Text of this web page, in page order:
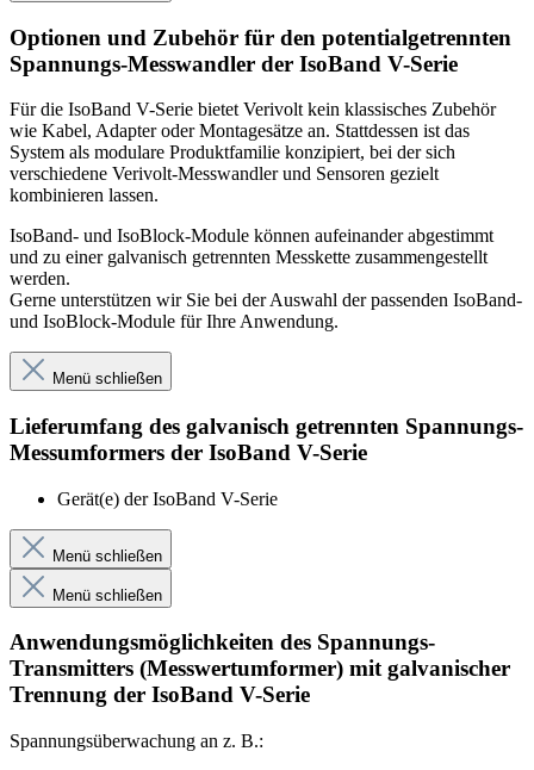
Optionen und Zubehör für den potentialgetrennten
Spannungs-Messwandler der IsoBand V-Serie
Für die IsoBand V-Serie bietet Verivolt kein klassisches Zubehör
wie Kabel, Adapter oder Montagesätze an. Stattdessen ist das
System als modulare Produktfamilie konzipiert, bei der sich
verschiedene Verivolt-Messwandler und Sensoren gezielt
kombinieren lassen.
IsoBand- und IsoBlock-Module können aufeinander abgestimmt
und zu einer galvanisch getrennten Messkette zusammengestellt
werden.
Gerne unterstützen wir Sie bei der Auswahl der passenden IsoBand-
und IsoBlock-Module für Ihre Anwendung.
Menü schließen
Lieferumfang des galvanisch getrennten Spannungs-
Messumformers der IsoBand V-Serie
Gerät(e) der IsoBand V-Serie
Menü schließen
Menü schließen
Anwendungsmöglichkeiten des Spannungs-
Transmitters (Messwertumformer) mit galvanischer
Trennung der IsoBand V-Serie
Spannungsüberwachung an z. B.: